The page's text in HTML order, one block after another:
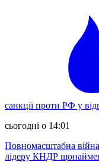
санкції проти РФ у
сьогодні о 14:01
Повномасштабна
лідеру КНДР